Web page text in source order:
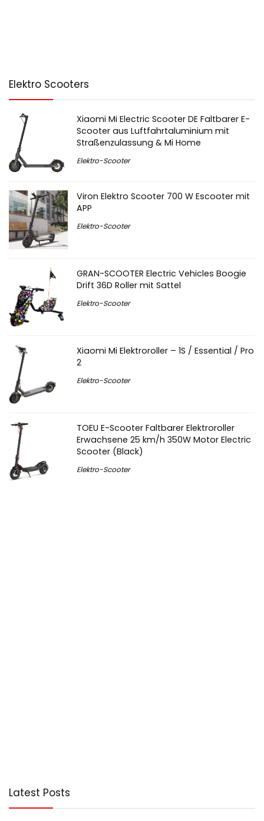
Elektro Scooters
Xiaomi Mi Electric Scooter DE Faltbarer E-
Scooter aus Luftfahrtaluminium mit
Straßenzulassung & Mi Home
Elektro-Scooter
Viron Elektro Scooter 700 W Escooter mit
APP
Elektro-Scooter
GRAN-SCOOTER Electric Vehicles Boogie
Drift 36D Roller mit Sattel
Elektro-Scooter
Xiaomi Mi Elektroroller – 1S / Essential / Pro
2
Elektro-Scooter
TOEU E-Scooter Faltbarer Elektroroller
Erwachsene 25 km/h 350W Motor Electric
Scooter (Black)
Elektro-Scooter
Latest Posts